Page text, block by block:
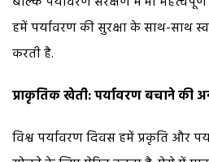
हमें पर्यावरण की सुरक्षा के साथ-साथ
करती है.
प्राकृतिक खेती: पर्यावरण बचाने की
विश्व पर्यावरण दिवस हमें प्रकृति और